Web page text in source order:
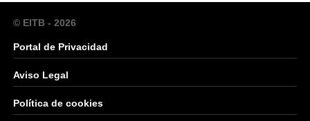
© EITB - 2026
Portal de Privacidad
Aviso Legal
Política de cookies